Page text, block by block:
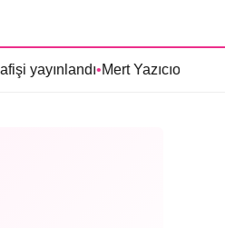
•Mert Yazıcıoğlu’nun Aras